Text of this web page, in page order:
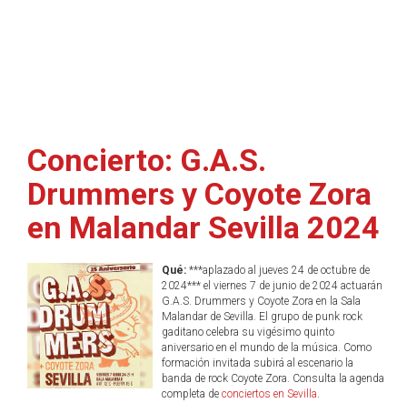
Concierto: G.A.S.
Drummers y Coyote Zora
en Malandar Sevilla 2024
Qué:***aplazado al jueves 24 de octubre de
2024*** el viernes 7 de junio de 2024 actuarán
G.A.S. Drummers y Coyote Zora en la Sala
Malandar de Sevilla. El grupo de punk rock
gaditano celebra su vigésimo quinto
aniversario en el mundo de la música. Como
formación invitada subirá al escenario la
banda de rock Coyote Zora. Consulta la agenda
completa de conciertos en Sevilla.